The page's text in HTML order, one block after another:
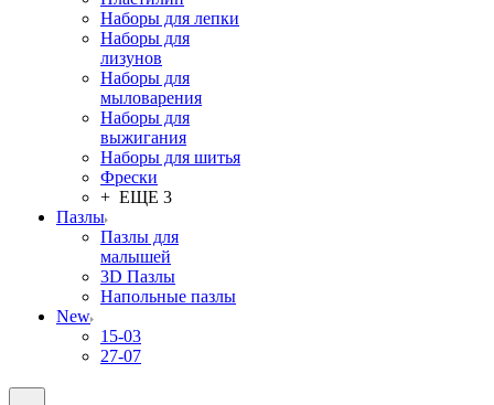
Наборы для лепки
Наборы для
лизунов
Наборы для
мыловарения
Наборы для
выжигания
Наборы для шитья
Фрески
+ ЕЩЕ 3
Пазлы
Пазлы для
малышей
3D Пазлы
Напольные пазлы
New
15-03
27-07